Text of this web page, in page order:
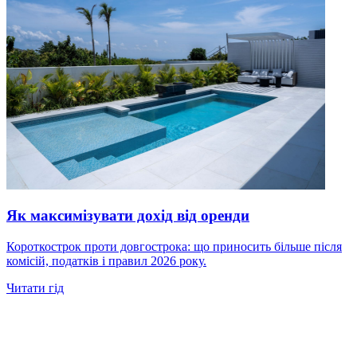
Як максимізувати дохід від оренди
Короткострок проти довгострока: що приносить більше після
комісій, податків і правил 2026 року.
Читати гід